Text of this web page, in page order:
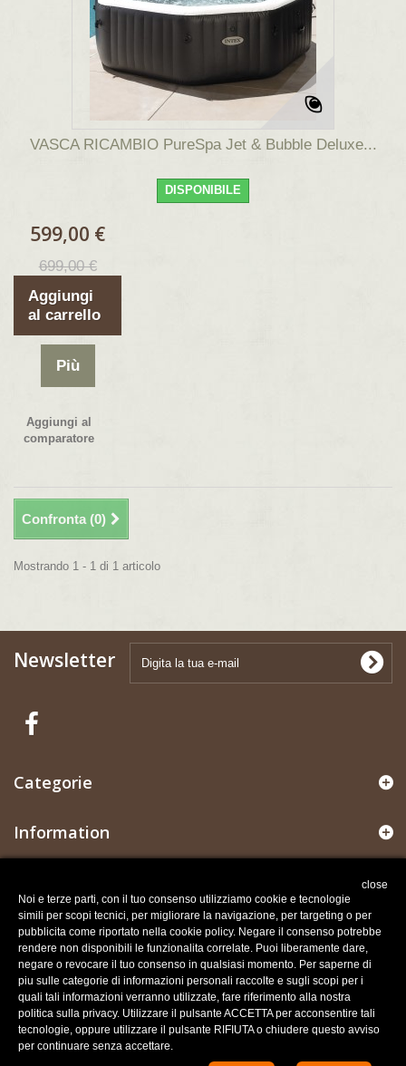
VASCA RICAMBIO PureSpa Jet & Bubble Deluxe...
DISPONIBILE
599,00 €
699,00 €
Aggiungi
al carrello
Più
Aggiungi al
comparatore
Confronta (0)
Mostrando 1 - 1 di 1 articolo
Newsletter
Categorie
Information
Informazioni negozio
Recesso dal contratto
Traccia stato del recesso
close
Noi e terze parti, con il tuo consenso utilizziamo cookie e tecnologie
simili per scopi tecnici, per migliorare la navigazione, per targeting o per
pubblicita come riportato nella cookie policy. Negare il consenso potrebbe
rendere non disponibili le funzionalita correlate. Puoi liberamente dare,
negare o revocare il tuo consenso in qualsiasi momento. Per saperne di
piu sulle categorie di informazioni personali raccolte e sugli scopi per i
quali tali informazioni verranno utilizzate, fare riferimento alla nostra
politica sulla privacy. Utilizzare il pulsante ACCETTA per acconsentire tali
tecnologie, oppure utilizzare il pulsante RIFIUTA o chiudere questo avviso
per continuare senza accettare.